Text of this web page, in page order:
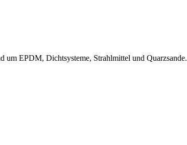
um EPDM, Dichtsysteme, Strahlmittel und Quarzsande.